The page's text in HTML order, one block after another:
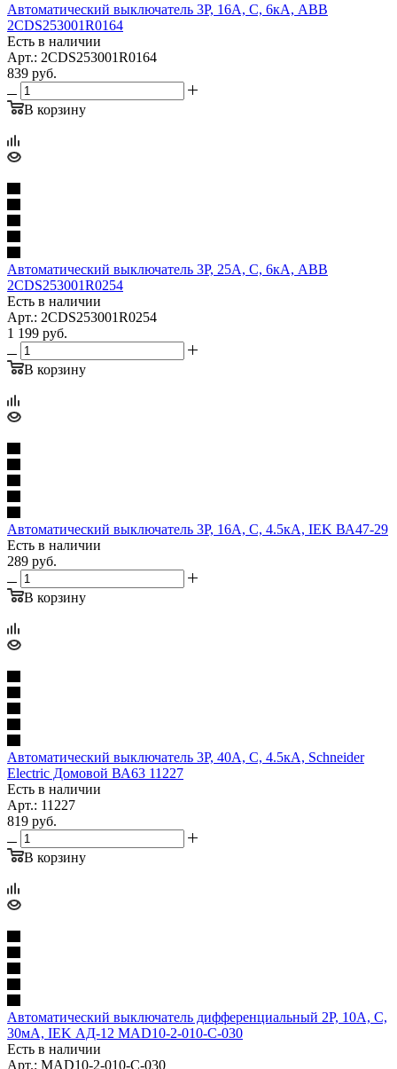
Автоматический выключатель 3P, 16A, C, 6кА, ABB
2CDS253001R0164
Есть в наличии
Арт.: 2CDS253001R0164
839 руб.
В корзину
Автоматический выключатель 3P, 25A, C, 6кА, ABB
2CDS253001R0254
Есть в наличии
Арт.: 2CDS253001R0254
1 199 руб.
В корзину
Автоматический выключатель 3P, 16A, C, 4.5кА, IEK ВА47-29
Есть в наличии
289 руб.
В корзину
Автоматический выключатель 3P, 40A, C, 4.5кА, Schneider
Electric Домовой ВА63 11227
Есть в наличии
Арт.: 11227
819 руб.
В корзину
Автоматический выключатель дифференциальный 2P, 10A, C,
30мА, IEK АД-12 MAD10-2-010-C-030
Есть в наличии
Арт.: MAD10-2-010-C-030